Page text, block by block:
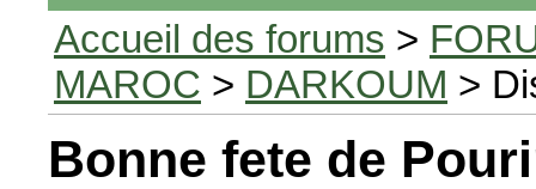
Accueil des forums >
MAROC > DARKOUM >
Bonne fete de